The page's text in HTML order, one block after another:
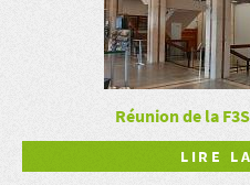
Réunion de la
LIRE